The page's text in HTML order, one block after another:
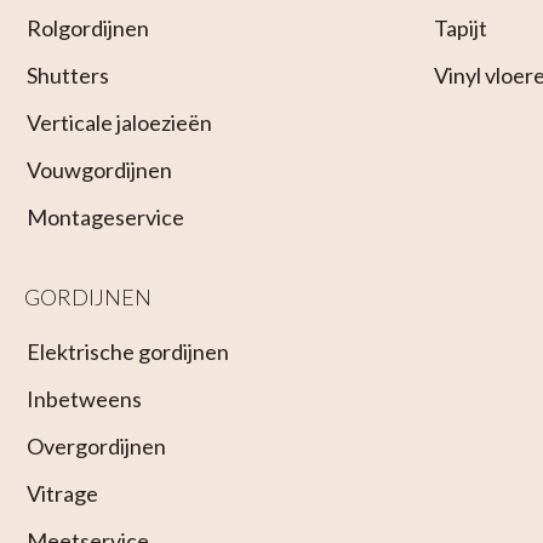
Rolgordijnen
Shutters
Verticale jaloezieën
Vouwgordijnen
Montageservice
GORDIJNEN
Elektrische gordijnen
Inbetweens
Overgordijnen
Vitrage
Tapijt
Vinyl